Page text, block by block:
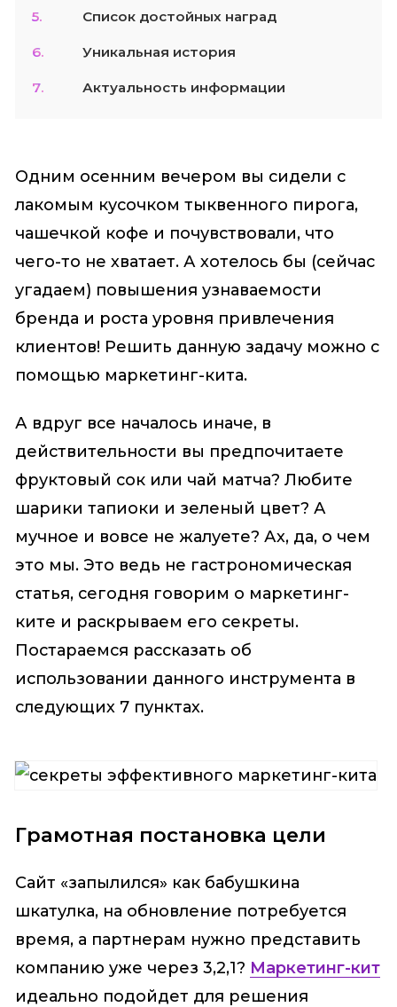
5. Список достойных наград
6. Уникальная история
7. Актуальность информации
Одним осенним вечером вы сидели с
лакомым кусочком тыквенного пирога,
чашечкой кофе и почувствовали, что
чего-то не хватает. А хотелось бы (сейчас
угадаем) повышения узнаваемости
бренда и роста уровня привлечения
клиентов! Решить данную задачу можно с
помощью маркетинг-кита.
А вдруг все началось иначе, в
действительности вы предпочитаете
фруктовый сок или чай матча? Любите
шарики тапиоки и зеленый цвет? А
мучное и вовсе не жалуете? Ах, да, о чем
это мы. Это ведь не гастрономическая
статья, сегодня говорим о маркетинг-
ките и раскрываем его секреты.
Постараемся рассказать об
использовании данного инструмента в
следующих 7 пунктах.
Грамотная постановка цели
Сайт «запылился» как бабушкина
шкатулка, на обновление потребуется
время, а партнерам нужно представить
компанию уже через 3,2,1? Маркетинг-кит
идеально подойдет для решения